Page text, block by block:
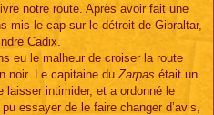
notre route. Après avoir fait une
mis le cap sur le détroit de Gibraltar,
Cadix.
eu le malheur de croiser la route
noir. Le capitaine du Zarpas était un
laisser intimider, et a ordonné le
essayer de le faire changer d’avis,